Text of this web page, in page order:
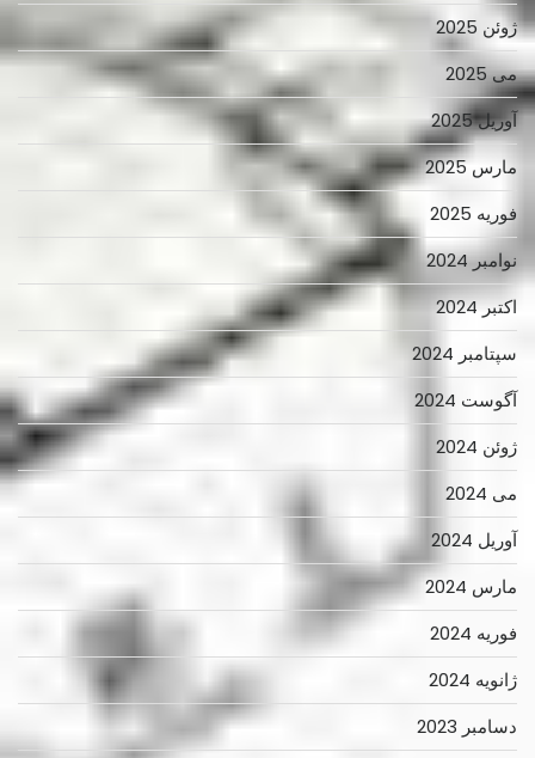
ژوئن 2025
می 2025
آوریل 2025
مارس 2025
فوریه 2025
نوامبر 2024
اکتبر 2024
سپتامبر 2024
آگوست 2024
ژوئن 2024
می 2024
آوریل 2024
مارس 2024
فوریه 2024
ژانویه 2024
دسامبر 2023